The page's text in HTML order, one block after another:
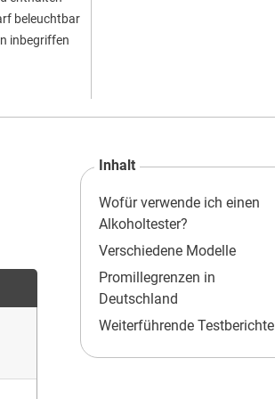
beleuchtbar
inbegriffen
Inhalt
Wofür verwende ich einen
Alkoholtester?
Verschiedene Modelle
Promillegrenzen in
Deutschland
Weiterführende Testberichte